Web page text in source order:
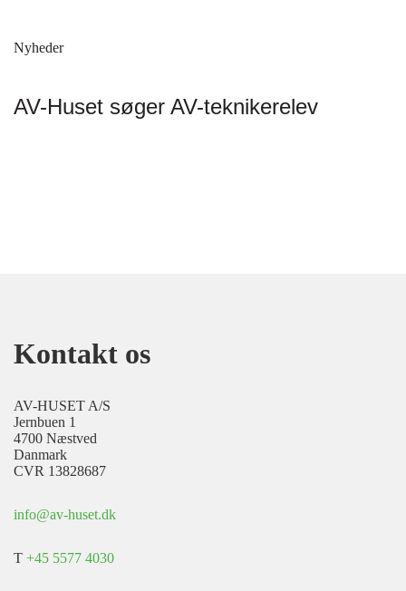
Nyheder
AV-Huset søger AV-teknikerelev
Kontakt os
AV-HUSET A/S
Jernbuen 1
4700 Næstved
Danmark
CVR 13828687
info@av-huset.dk
T +45 5577 4030